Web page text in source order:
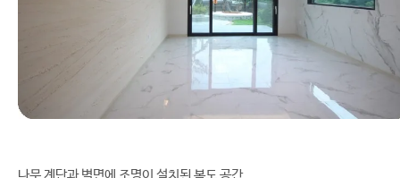
나무 계단과 벽면에 조명이 설치된 복도 공간